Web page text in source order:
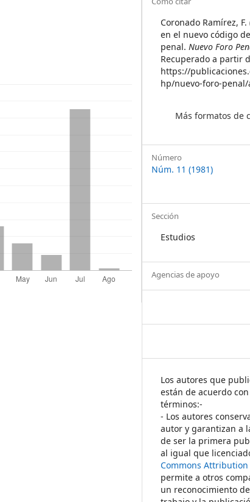
Details
Coronado Ramírez,
en el nuevo código
penal.Nuevo Foro
Recuperado a partir
https://
hp/nuevo-foro-
Más formatos de
Número
Núm. 11 (1981)
Sección
Estudios
Agencias de apoyo
Los autores que
están de acuerdo
términos:-
- Los autores
autor y garantizan a
de ser la primera
al igual que
Commons Attribution
permite a otros
un reconocimiento